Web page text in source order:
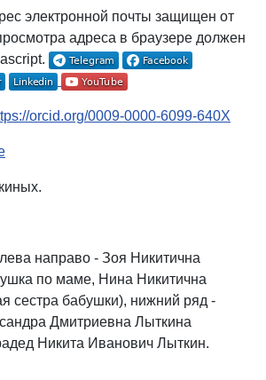
электронной почты защищен от
адреса в браузере должен
orcid.org/0009-0000-6099-640X
направо - Зоя Никитична
по маме, Нина Никитична
сестра бабушки), нижний ряд -
Дмитриевна Лыткина
Никита Иванович Лыткин.